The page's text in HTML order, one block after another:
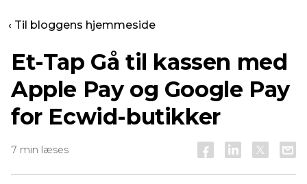
‹ Til bloggens hjemmeside
Et-Tap Gå til kassen med
Apple Pay og Google Pay
for Ecwid-butikker
7 min læses